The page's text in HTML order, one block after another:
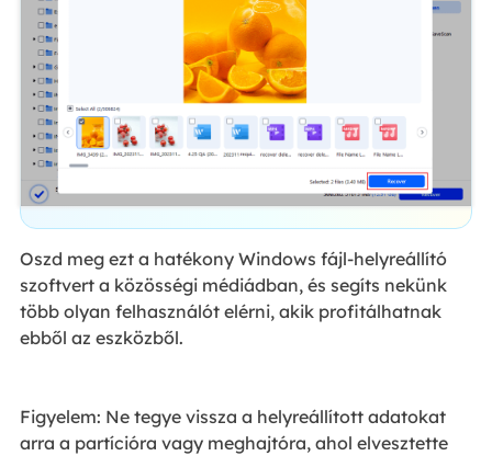
Oszd meg ezt a hatékony Windows fájl-helyreállító
szoftvert a közösségi médiádban, és segíts nekünk
több olyan felhasználót elérni, akik profitálhatnak
ebből az eszközből.
Figyelem: Ne tegye vissza a helyreállított adatokat
arra a partícióra vagy meghajtóra, ahol elvesztette